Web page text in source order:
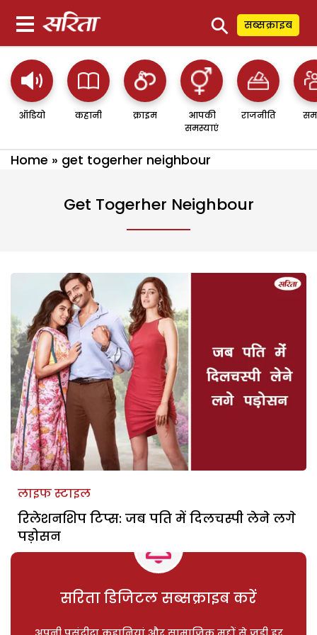
⚲ सब्सक्राइब
ऑडियो कहानी क्राइम
आपकी
समस्याएं
राजनीति
Home » get togerher neighbour
Get Togerher Neighbour
लाइफ स्टाइल
रिलेशनशिप टिप्स: जब पति में दिलचस्पी लेने लगे
पड़ोसन
सरिता डिजिटल सब्सक्राइब करें